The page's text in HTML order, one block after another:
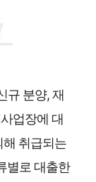
규 분양, 재
업장에 대
취급되는
별로 대출한